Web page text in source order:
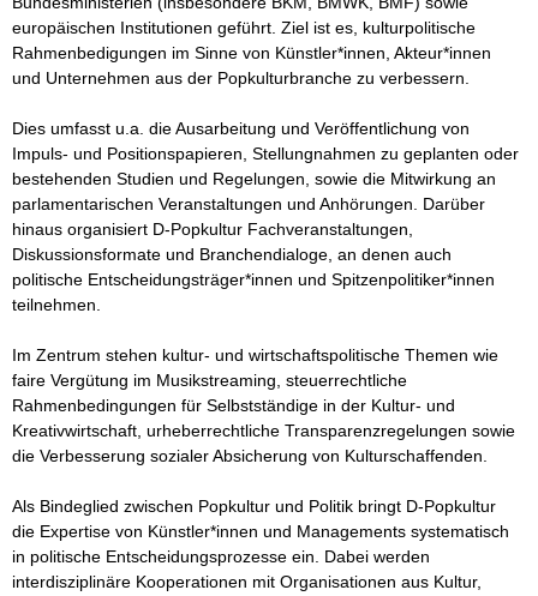
europäischen Institutionen geführt. Ziel ist es, kulturpolitische
Rahmenbedigungen im Sinne von Künstler*innen, Akteur*innen
und Unternehmen aus der Popkulturbranche zu verbessern.
Dies umfasst u.a. die Ausarbeitung und Veröffentlichung von
Impuls- und Positionspapieren, Stellungnahmen zu geplanten oder
bestehenden Studien und Regelungen, sowie die Mitwirkung an
parlamentarischen Veranstaltungen und Anhörungen. Darüber
hinaus organisiert D-Popkultur Fachveranstaltungen,
Diskussionsformate und Branchendialoge, an denen auch
politische Entscheidungsträger*innen und Spitzenpolitiker*innen
teilnehmen.
Im Zentrum stehen kultur- und wirtschaftspolitische Themen wie
faire Vergütung im Musikstreaming, steuerrechtliche
Rahmenbedingungen für Selbstständige in der Kultur- und
Kreativwirtschaft, urheberrechtliche Transparenzregelungen sowie
die Verbesserung sozialer Absicherung von Kulturschaffenden.
Als Bindeglied zwischen Popkultur und Politik bringt D-Popkultur
die Expertise von Künstler*innen und Managements systematisch
in politische Entscheidungsprozesse ein. Dabei werden
interdisziplinäre Kooperationen mit Organisationen aus Kultur,